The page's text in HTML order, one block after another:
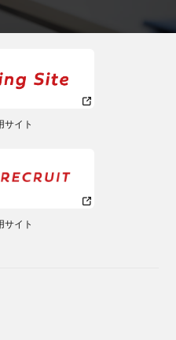
サイト
サイト